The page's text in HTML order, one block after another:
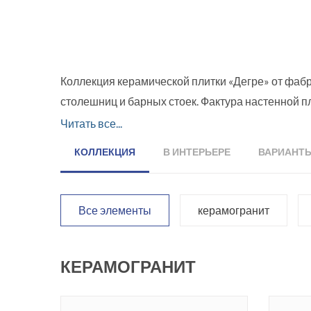
Коллекция керамической плитки «Дегре» от
столешниц и барных стоек. Фактура настенной
отделочного материала, благодаря своему
качестве украшения дизайнеры фабрики
Коллекция получила название в честь самой
нельзя кстати. Ведь ее длина меньше шести
Читать все...
КОЛЛЕКЦИЯ В ИНТЕРЬЕРЕ
Все элементы керамогранит
КЕРАМОГРАНИТ